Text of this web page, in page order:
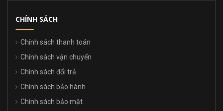
CHÍNH SÁCH
Chính sách thanh toán
Chính sách vận chuyển
Chính sách đổi trả
Chính sách bảo hành
Chính sách bảo mật